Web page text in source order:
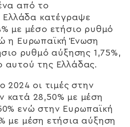
από το
Ελλάδα κατέγραψε
με μέσο ετήσιο ρυθμό
η Ευρωπαϊκή Ένωση
ρυθμό αύξησης 1,75%,
αυτού της Ελλάδας.
2024 οι τιμές στην
κατά 28,50% με μέση
ενώ στην Ευρωπαϊκή
με μέση ετήσια αύξηση